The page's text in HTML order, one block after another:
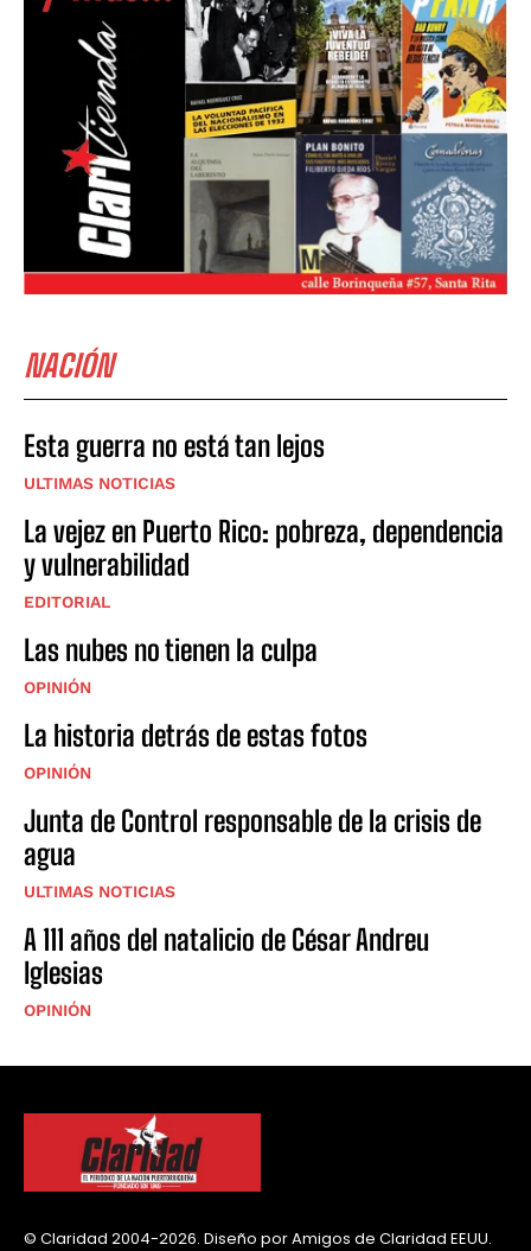
NACIÓN
Esta guerra no está tan lejos
ULTIMAS NOTICIAS
La vejez en Puerto Rico: pobreza, dependencia
y vulnerabilidad
EDITORIAL
Las nubes no tienen la culpa
OPINIÓN
La historia detrás de estas fotos
OPINIÓN
Junta de Control responsable de la crisis de
agua
ULTIMAS NOTICIAS
A 111 años del natalicio de César Andreu
Iglesias
OPINIÓN
© Claridad 2004-2026. Diseño por Amigos de Claridad EEUU.